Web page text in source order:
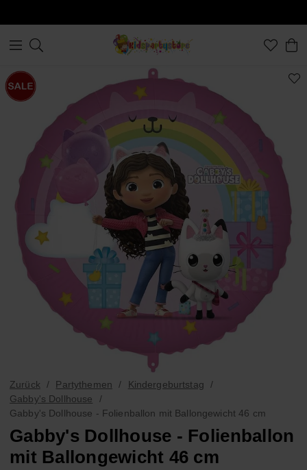
Zurück Partythemen
Kindergeburtstag
Gabby's Dollhouse
Gabby's Dollhouse - Folienballon mit Ballongewicht 46 cm
Gabby's Dollhouse - Folienballon
mit Ballongewicht 46 cm